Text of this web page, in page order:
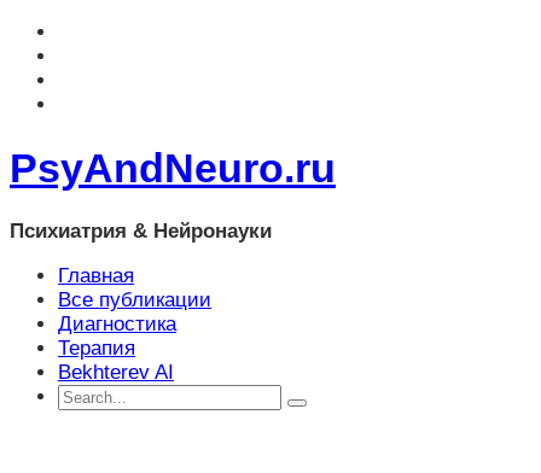
PsyAndNeuro.ru
Психиатрия & Нейронауки
Главная
Все публикации
Диагностика
Терапия
Bekhterev AI